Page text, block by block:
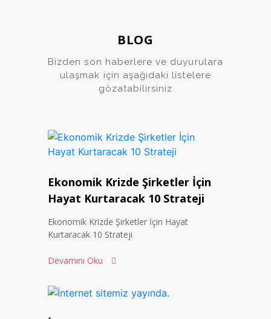
BLOG
Bizden son haberlere ve duyurulara
ulaşmak için aşağıdaki listelere
gözatabilirsiniz
Ekonomik Krizde Şirketler İçin
Hayat Kurtaracak 10 Strateji
Ekonomik Krizde Şirketler İçin Hayat
Kurtaracak 10 Strateji
Devamını Oku